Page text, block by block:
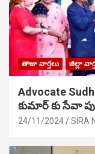
తాజా వార్తలు జిల్లా
Advocate
కుమార్ కు సేవా
24/11/2024 SIRA